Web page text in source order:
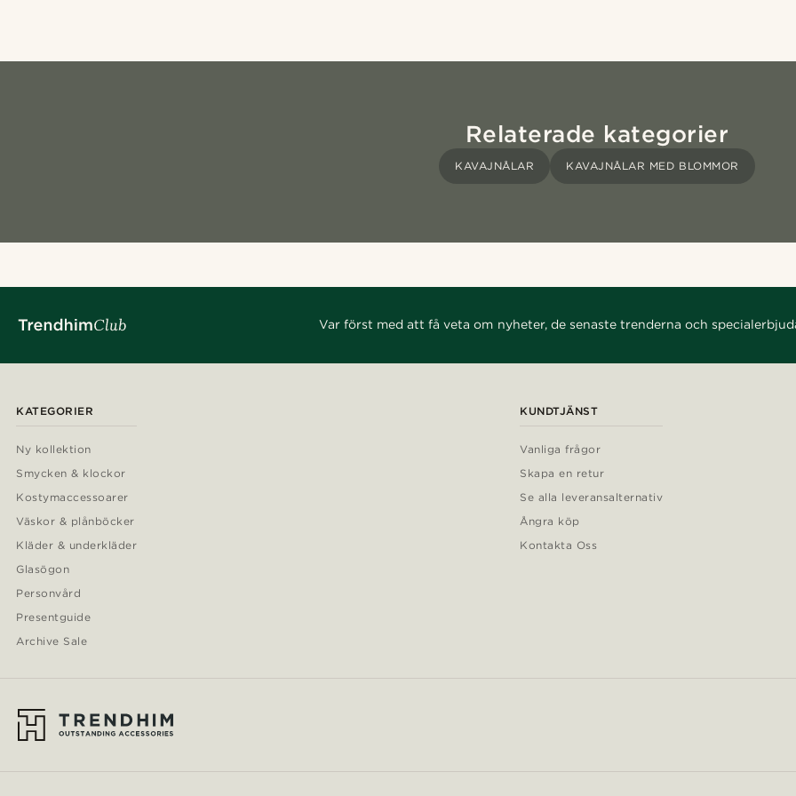
Relaterade kategorier
KAVAJNÅLAR KAVAJNÅLAR MED BLOMMOR
Var först med att få veta om nyheter, de senaste trenderna och
KATEGORIER
Ny kollektion
Smycken & klockor
Kostymaccessoarer
Väskor & plånböcker
Kläder & underkläder
Glasögon
Personvård
Presentguide
Archive Sale
KUNDTJÄNST
Vanliga frågor
Skapa en retur
Se alla leveransalternativ
Ångra köp
Kontakta Oss